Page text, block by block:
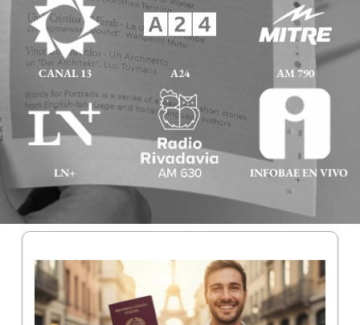
CANAL 13 A24 AM 790
LN+ INFOBAE EN VIVO